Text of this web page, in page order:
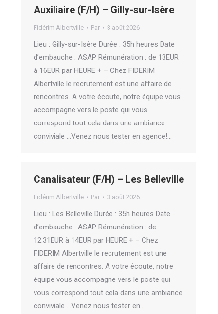
Auxiliaire (F/H) – Gilly-sur-Isère
Fidérim Albertville Par 3 août 2026
Lieu : Gilly-sur-Isère Durée : 35h heures Date
d’embauche : ASAP Rémunération : de 13EUR
à 16EUR par HEURE + – Chez FIDERIM
Albertville le recrutement est une affaire de
rencontres. A votre écoute, notre équipe vous
accompagne vers le poste qui vous
correspond tout cela dans une ambiance
conviviale …Venez nous tester en agence!…
Canalisateur (F/H) – Les Belleville
Fidérim Albertville Par 3 août 2026
Lieu : Les Belleville Durée : 35h heures Date
d’embauche : ASAP Rémunération : de
12.31EUR à 14EUR par HEURE + – Chez
FIDERIM Albertville le recrutement est une
affaire de rencontres. A votre écoute, notre
équipe vous accompagne vers le poste qui
vous correspond tout cela dans une ambiance
conviviale …Venez nous tester en…